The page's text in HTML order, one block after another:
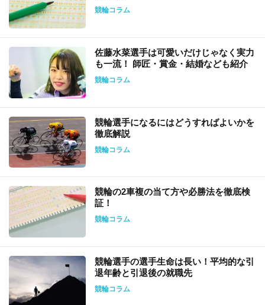
競輪コラム
佐藤水菜選手は可愛いだけじゃなく実力
も一流！ 師匠・賞金・結婚なども紹介
競輪コラム
競輪選手になるにはどうすればよいかを
徹底解説
競輪コラム
競輪の2車複の当て方や必勝法を徹底検
証！
競輪コラム
競輪選手の選手生命は長い！平均的な引
退年齢と引退後の就職先
競輪コラム